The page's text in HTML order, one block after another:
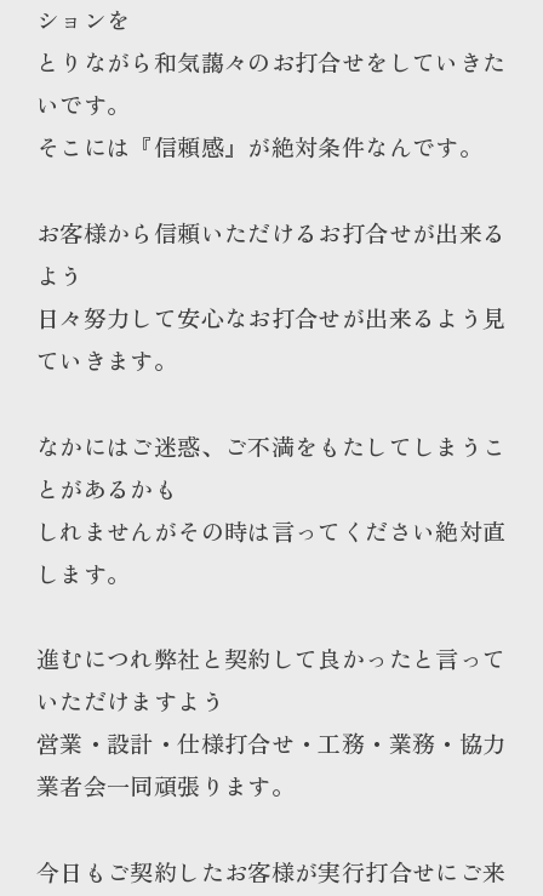
ションを
とりながら和気藹々のお打合せをしていきた
いです。
そこには『信頼感』が絶対条件なんです。
お客様から信頼いただけるお打合せが出来る
よう
日々努力して安心なお打合せが出来るよう見
ていきます。
なかにはご迷惑、ご不満をもたしてしまうこ
とがあるかも
しれませんがその時は言ってください絶対直
します。
進むにつれ弊社と契約して良かったと言って
いただけますよう
営業・設計・仕様打合せ・工務・業務・協力
業者会一同頑張ります。
今日もご契約したお客様が実行打合せにご来